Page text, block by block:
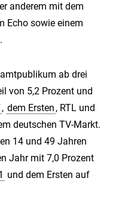
anderem mit dem
Echo sowie einem
ab drei
von 5,2 Prozent und
, dem Ersten , RTL und
deutschen TV-Markt.
14 und 49 Jahren
Jahr mit 7,0 Prozent
und dem Ersten auf